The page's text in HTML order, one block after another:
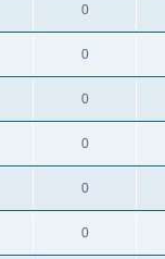
0
0
0
0
0
0